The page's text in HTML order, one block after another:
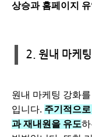
상승과 홈페이지
원내 마케팅 강화
입니다. 주기적으
과 재내원을 유도